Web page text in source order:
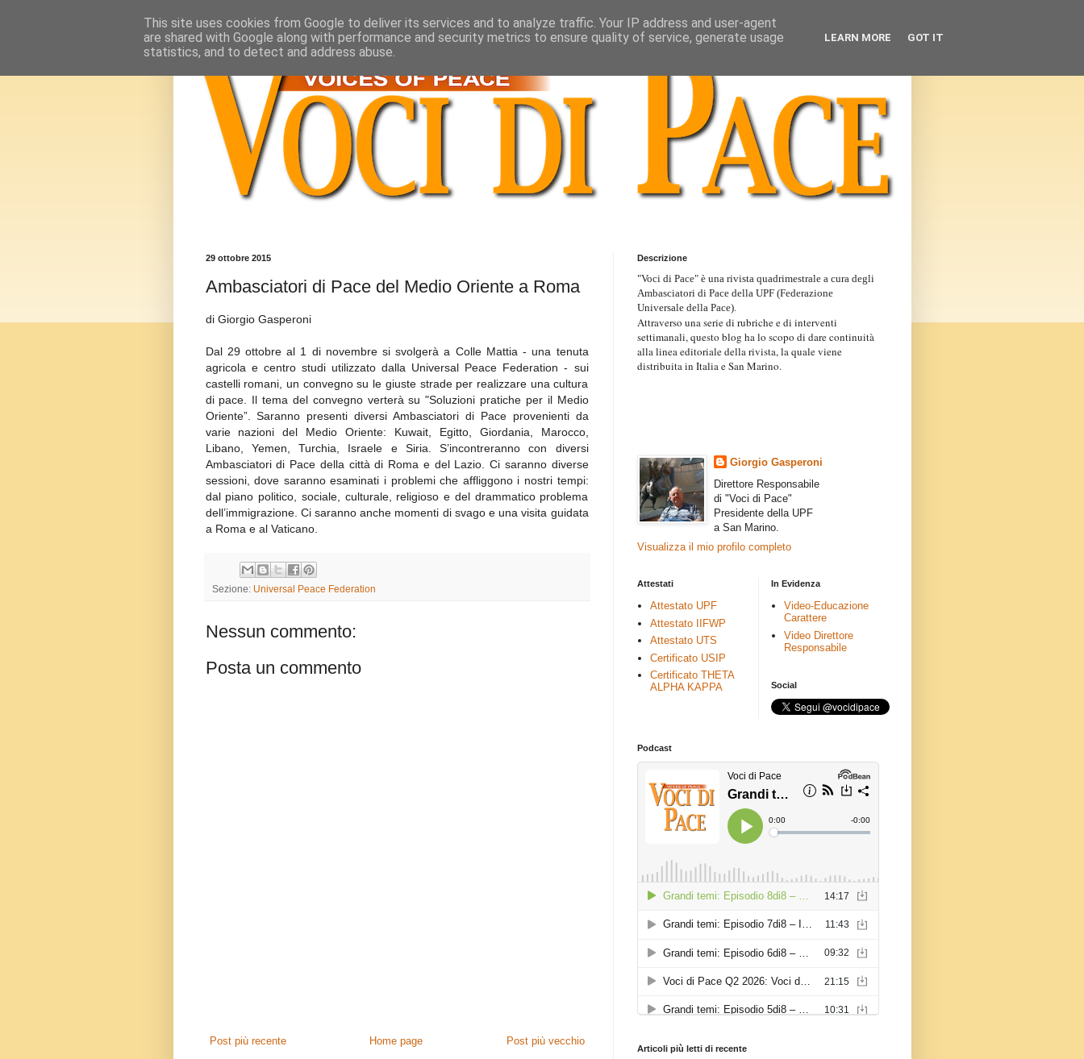
29 ottobre 2015
Ambasciatori di Pace del Medio Oriente a Roma
di Giorgio Gasperoni
Dal 29 ottobre al 1 di novembre si svolgerà a Colle Mattia - una tenuta
agricola e centro studi utilizzato dalla Universal Peace Federation - sui
castelli romani, un convegno su le giuste strade per realizzare una cultura
di pace. Il tema del convegno verterà su "Soluzioni pratiche per il Medio
Oriente”. Saranno presenti diversi Ambasciatori di Pace provenienti da
varie nazioni del Medio Oriente: Kuwait, Egitto, Giordania, Marocco,
Libano, Yemen, Turchia, Israele e Siria. S’incontreranno con diversi
Ambasciatori di Pace della città di Roma e del Lazio. Ci saranno diverse
sessioni, dove saranno esaminati i problemi che affliggono i nostri tempi:
dal piano politico, sociale, culturale, religioso e del drammatico problema
dell’immigrazione. Ci saranno anche momenti di svago e una visita guidata
a Roma e al Vaticano.
Sezione: Universal Peace Federation
Nessun commento:
Posta un commento
Post più recente Post più vecchio
Home page
Descrizione
"Voci di Pace" è una rivista quadrimestrale a cura degli
Ambasciatori di Pace della UPF (Federazione
Universale della Pace).
Attraverso una serie di rubriche e di interventi
settimanali, questo blog ha lo scopo di dare continuità
alla linea editoriale della rivista, la quale viene
distribuita in Italia e San Marino.
Giorgio Gasperoni
Direttore Responsabile
di "Voci di Pace"
Presidente della UPF
a San Marino.
Visualizza il mio profilo completo
Attestati
Attestato UPF
Attestato IIFWP
Attestato UTS
Certificato USIP
Certificato THETA
ALPHA KAPPA
In Evidenza
Video-Educazione
Carattere
Video Direttore
Responsabile
Social
Podcast
Articoli più letti di recente
This site uses cookies from Google to deliver its services and to analyze traffic. Your IP address and user-agent
are shared with Google along with performance and security metrics to ensure quality of service, generate usage
statistics, and to detect and address abuse.
LEARN MORE GOT IT